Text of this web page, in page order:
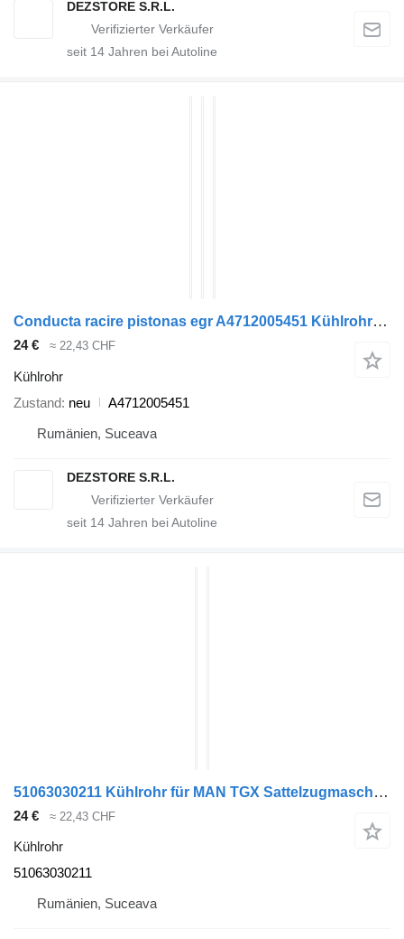
DEZSTORE S.R.L.
seit 14 Jahren bei Autoline
Conducta racire pistonas egr A4712005451 Kühlrohr für Mercedes-Benz ACTROS MP4 Sattelzugmaschine
24 € ≈ 22,43 CHF
Kühlrohr
Zustand neu
A4712005451
Rumänien, Suceava
DEZSTORE S.R.L.
seit 14 Jahren bei Autoline
51063030211 Kühlrohr für MAN TGX Sattelzugmaschine
24 € ≈ 22,43 CHF
Kühlrohr
51063030211
Rumänien, Suceava